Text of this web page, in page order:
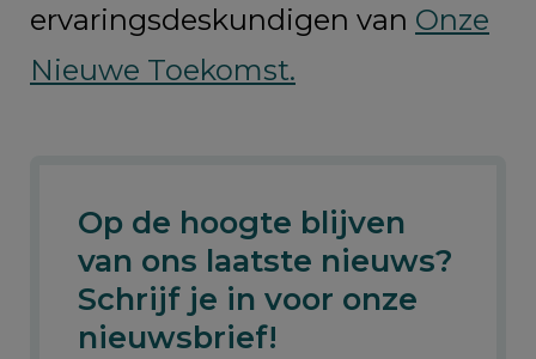
ervaringsdeskundigen van Onze
Nieuwe Toekomst.
Op de hoogte blijven
van ons laatste nieuws?
Schrijf je in voor onze
nieuwsbrief!